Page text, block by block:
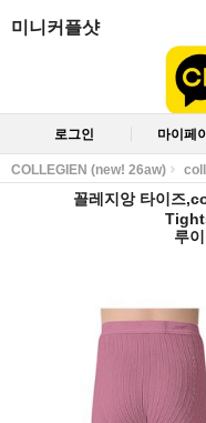
미니커플샷
로그인 마이페
COLLEGIEN (new! 26aw)
꼴레지앙 타이즈
루